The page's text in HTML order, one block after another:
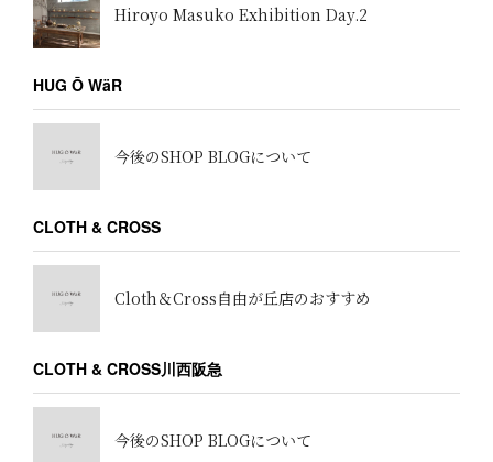
Hiroyo Masuko Exhibition Day.2
HUG Ō WäR
今後のSHOP BLOGについて
CLOTH & CROSS
Cloth＆Cross自由が丘店のおすすめ
CLOTH & CROSS川西阪急
今後のSHOP BLOGについて